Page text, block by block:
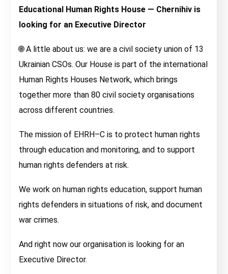
Educational Human Rights House — Chernihiv is
looking for an Executive Director
🌐 A little about us: we are a civil society union of 13
Ukrainian CSOs. Our House is part of the international
Human Rights Houses Network, which brings
together more than 80 civil society organisations
across different countries.
The mission of EHRH–C is to protect human rights
through education and monitoring, and to support
human rights defenders at risk.
We work on human rights education, support human
rights defenders in situations of risk, and document
war crimes.
And right now our organisation is looking for an
Executive Director.